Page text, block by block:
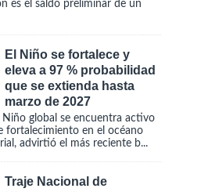
es el saldo preliminar de un
El Niño se fortalece y
eleva a 97 % probabilidad
que se extienda hasta
marzo de 2027
Niño global se encuentra activo
fortalecimiento en el océano
advirtió el más reciente b...
Traje Nacional de